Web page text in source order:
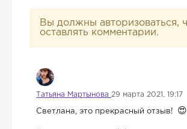
Вы должны авторизоваться,
оставлять комментарии.
Татьяна Мартынова 29 марта 2021, 19:17
Светлана, это прекрасный отзыв!